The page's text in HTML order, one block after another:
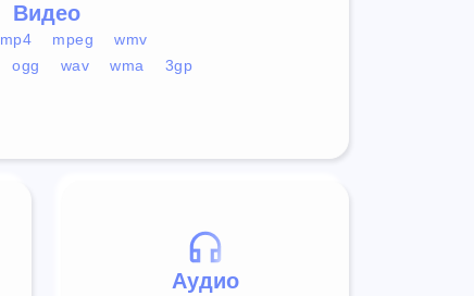
Видео
mp4 mpeg
wmv
ogg wav wma 3gp
Аудио